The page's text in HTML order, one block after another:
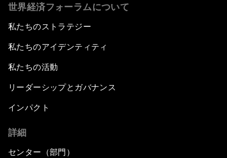
世界経済フォーラムについて
私たちのストラテジー
私たちのアイデンティティ
私たちの活動
リーダーシップとガバナンス
インパクト
詳細
センター（部門）